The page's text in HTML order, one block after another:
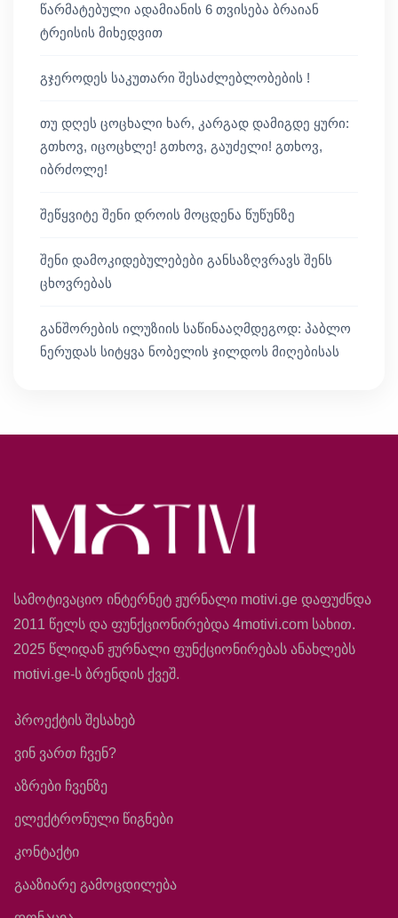
წარმატებული ადამიანის 6 თვისება ბრაიან
ტრეისის მიხედვით
გჯეროდეს საკუთარი შესაძლებლობების !
თუ დღეს ცოცხალი ხარ, კარგად დამიგდე ყური:
გთხოვ, იცოცხლე! გთხოვ, გაუძელი! გთხოვ,
იბრძოლე!
შეწყვიტე შენი დროის მოცდენა წუწუნზე
შენი დამოკიდებულებები განსაზღვრავს შენს
ცხოვრებას
განშორების ილუზიის საწინააღმდეგოდ: პაბლო
ნერუდას სიტყვა ნობელის ჯილდოს მიღებისას
სამოტივაციო ინტერნეტ ჟურნალი motivi.ge დაფუძნდა
2011 წელს და ფუნქციონირებდა 4motivi.com სახით.
2025 წლიდან ჟურნალი ფუნქციონირებას ანახლებს
motivi.ge-ს ბრენდის ქვეშ.
პროექტის შესახებ
ვინ ვართ ჩვენ?
აზრები ჩვენზე
ელექტრონული წიგნები
კონტაქტი
გააზიარე გამოცდილება